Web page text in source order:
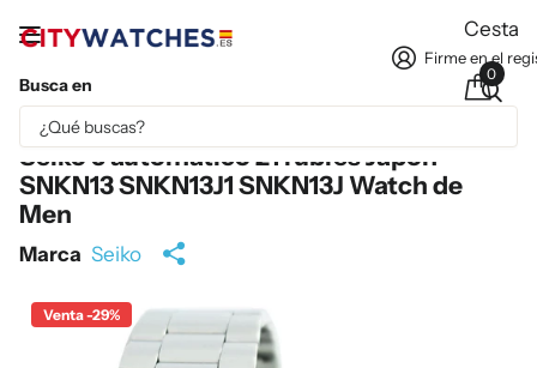
Busca en
Firme en el
Cesta
0
Parte del contenido se ha traducido automáticamente.
Seiko 5 automático 21 rubíes Japón
SNKN13 SNKN13J1 SNKN13J Watch de
Men
Marca Seiko
Venta -29%